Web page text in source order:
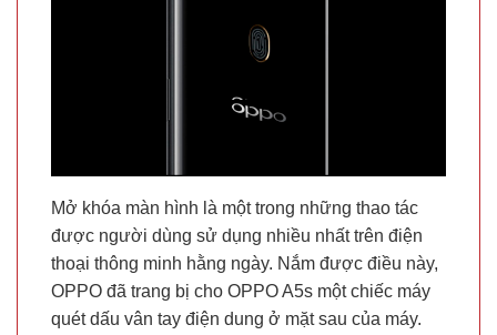
Mở khóa màn hình là một trong những thao tác
được người dùng sử dụng nhiều nhất trên điện
thoại thông minh hằng ngày. Nắm được điều này,
OPPO đã trang bị cho OPPO A5s một chiếc máy
quét dấu vân tay điện dung ở mặt sau của máy.